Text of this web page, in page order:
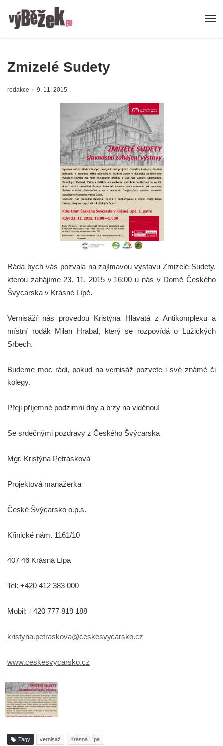
Zmizelé Sudety
redakce 9. 11. 2015
Ráda bych vás pozvala na zajímavou výstavu Zmizelé Sudety,
kterou zahájíme 23. 11. 2015 v 16:00 u nás v Domě Českého
Švýcarska v Krásné Lípě.
Vernisáží nás provedou Kristýna Hlavatá z Antikomplexu a
místní rodák Milan Hrabal, který se rozpovídá o Lužických
Srbech.
Budeme moc rádi, pokud na vernisáž pozvete i své známé či
kolegy.
Přeji příjemné podzimní dny a brzy na viděnou!
Se srdečnými pozdravy z Českého Švýcarska
Mgr. Kristýna Petrásková
Projektová manažerka
České Švýcarsko o.p.s.
Křinické nám. 1161/10
407 46 Krásná Lípa
Tel: +420 412 383 000
Mobil: +420 777 819 188
kristyna.petraskova@ceskesvycarsko.cz
www.ceskesvycarsko.cz
Tagy vernisáž Krásná Lípa